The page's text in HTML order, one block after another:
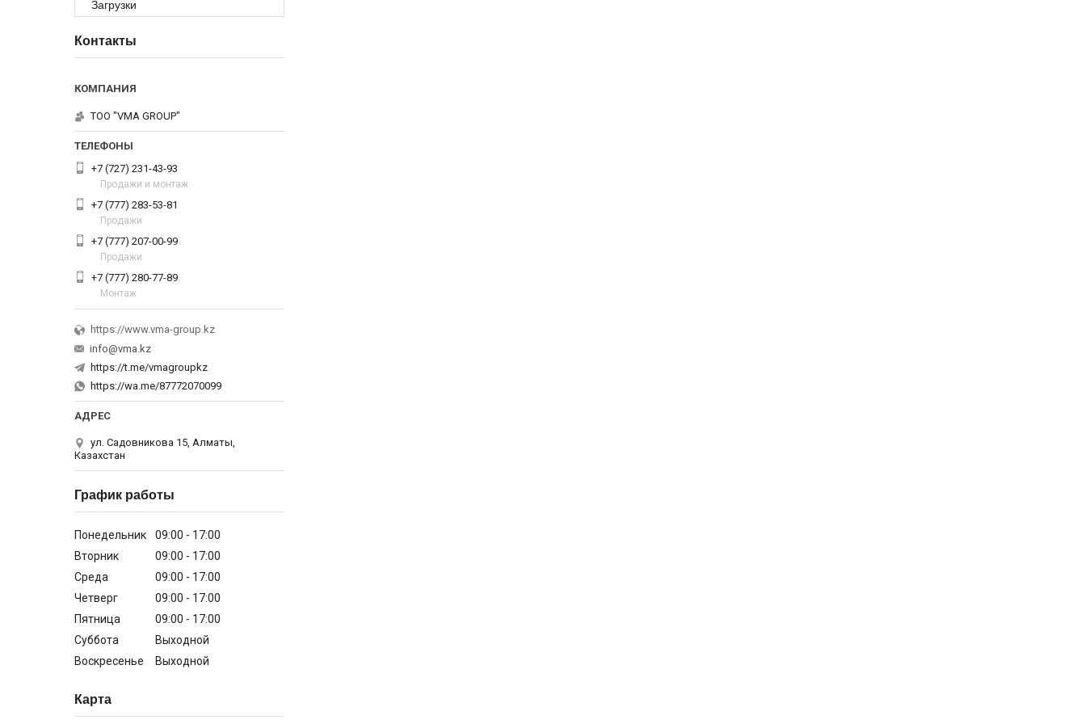
Загрузки
Контакты
ТОО "VMA GROUP"
+7 (727) 231-43-93
Продажи и монтаж
+7 (777) 283-53-81
Продажи
+7 (777) 207-00-99
Продажи
+7 (777) 280-77-89
Монтаж
https://www.vma-group.kz
info@vma.kz
https://t.me/vmagroupkz
https://wa.me/87772070099
ул. Садовникова 15, Алматы,
Казахстан
График работы
Понедельник 09:00
17:00
Вторник
09:00
17:00
Среда
09:00
17:00
Четверг
09:00
17:00
Пятница
09:00
17:00
Суббота
Выходной
Воскресенье
Выходной
Карта